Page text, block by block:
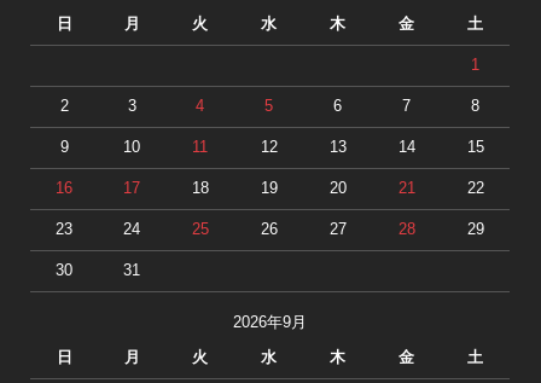
日 月 火 水 木 金 土
1
2 3 4 5 6 7 8
9 10 11 12 13 14 15
16 17 18 19 20 21 22
23 24 25 26 27 28 29
30 31
2026年9月
日 月 火 水 木 金 土